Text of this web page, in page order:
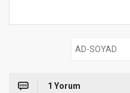
1 Yorum